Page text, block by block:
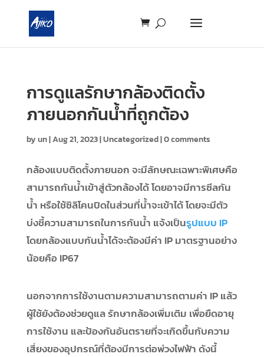
การดูแลรักษากล้องติดตั้ง
ภายนอกกันน้ำที่ถูกต้อง
byun|Aug 21, 2023|Uncategorized|0 comments
กล้องแบบติดตั้งภายนอก จะมีลักษณะเฉพาะพิเศษคือ
สามารถกันน้ำเข้าสู่ตัวกล้องได้ โดยอาจมีการซีลกัน
น้ำ หรือใช้ซิลิโคนปิดในส่วนที่น้ำจะเข้าได้ โดยจะมีตัว
บ่งชี้ความสามารถในการกันน้ำ แจ้งเป็นรูปแบบ IP
โดยกล้องแบบกันน้ำได้จะต้องมีค่า IP มาตรฐานอย่าง
น้อยคือ IP67
นอกจากการใช้งานตามความสามารถตามค่า IP แล้ว
ผู้ใช้ยังต้องช่วยดูแล รักษากล้องเพิ่มเติม เพื่อยืดอายุ
การใช้งาน และป้องกันอันตรายที่จะเกิดขึ้นกับความ
เสี่ยงของอุปกรณ์ที่ต้องมีการต่อพ่วงไฟฟ้า ดังนี้